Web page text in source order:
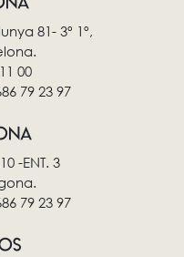
81- 3º 1º,
00
79 23 97
-ENT. 3
79 23 97